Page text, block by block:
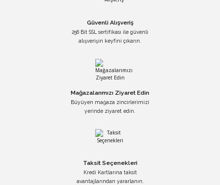
Güvenli Alışveriş
256 Bit SSL sertifikası ile güvenli
alışverişin keyfini çıkarın.
Mağazalarımızı Ziyaret Edin
Büyüyen mağaza zincirlerimizi
yerinde ziyaret edin.
Taksit Seçenekleri
Kredi Kartlarına taksit
avantajlarından yararlanın.